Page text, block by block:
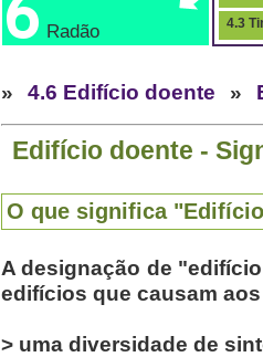
Radão 4.3
» 4.6 Edifício doente »
Edifício doente -
O que significa
A designação de
edifícios que causam
> uma diversidade de